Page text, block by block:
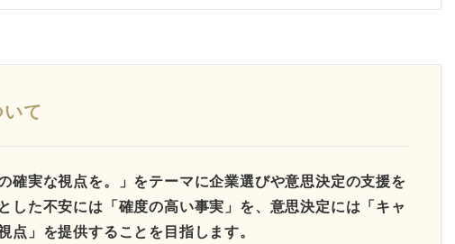
て
確実な視点を。」をテーマに企業選びや意思決定の支援を
した不安には「確度の高い事実」を、意思決定には「キャ
点」を提供することを目指します。